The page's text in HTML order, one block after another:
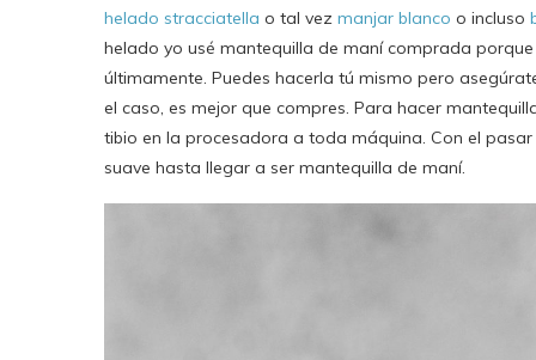
helado stracciatella o tal vez manjar blanco o incluso
helado yo usé mantequilla de maní comprada
últimamente. Puedes hacerla tú mismo pero
el caso, es mejor que compres. Para hacer
tibio en la procesadora a toda máquina. Con el
suave hasta llegar a ser mantequilla de maní.